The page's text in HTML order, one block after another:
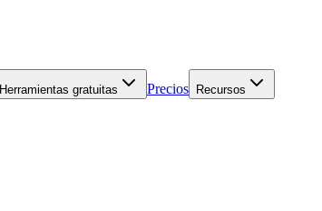
Herramientas gratuitas Precios Recursos